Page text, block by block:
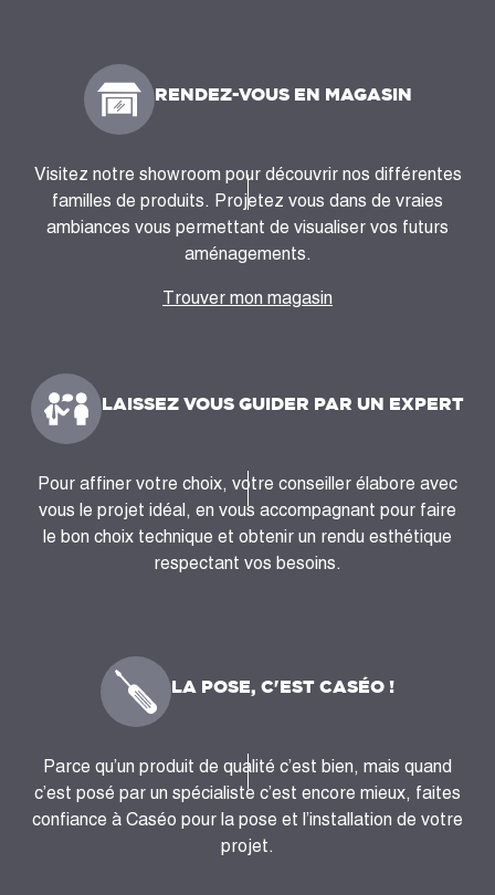
RENDEZ-VOUS EN MAGASIN
Visitez notre showroom pour découvrir nos différentes
familles de produits. Projetez vous dans de vraies
ambiances vous permettant de visualiser vos futurs
aménagements.
Trouver mon magasin
LAISSEZ VOUS GUIDER PAR UN EXPERT
Pour affiner votre choix, votre conseiller élabore avec
vous le projet idéal, en vous accompagnant pour faire
le bon choix technique et obtenir un rendu esthétique
respectant vos besoins.
LA POSE, C'EST CASÉO !
Parce qu’un produit de qualité c’est bien, mais quand
c’est posé par un spécialiste c’est encore mieux, faites
confiance à Caséo pour la pose et l’installation de votre
projet.